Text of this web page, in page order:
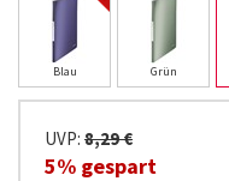
Blau Grün
UVP: 8,29 €
5% gespart